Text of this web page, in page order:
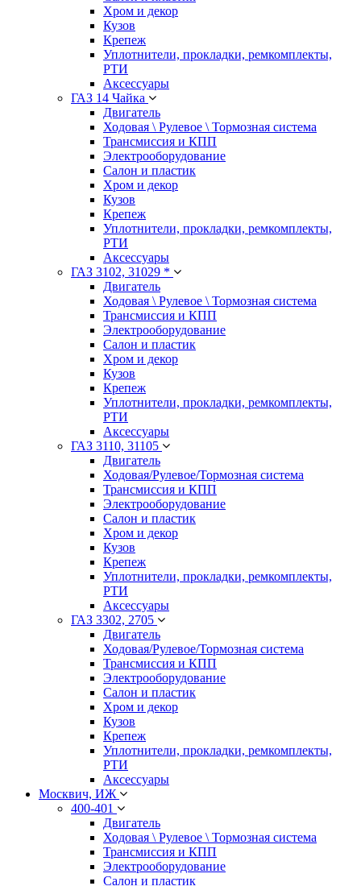
Хром и декор
Кузов
Крепеж
Уплотнители, прокладки, ремкомплекты,
РТИ
Аксессуары
ГАЗ 14 Чайка
Двигатель
Ходовая \ Рулевое \ Тормозная система
Трансмиссия и КПП
Электрооборудование
Салон и пластик
Хром и декор
Кузов
Крепеж
Уплотнители, прокладки, ремкомплекты,
РТИ
Аксессуары
ГАЗ 3102, 31029 *
Двигатель
Ходовая \ Рулевое \ Тормозная система
Трансмиссия и КПП
Электрооборудование
Салон и пластик
Хром и декор
Кузов
Крепеж
Уплотнители, прокладки, ремкомплекты,
РТИ
Аксессуары
ГАЗ 3110, 31105
Двигатель
Ходовая/Рулевое/Тормозная система
Трансмиссия и КПП
Электрооборудование
Салон и пластик
Хром и декор
Кузов
Крепеж
Уплотнители, прокладки, ремкомплекты,
РТИ
Аксессуары
ГАЗ 3302, 2705
Двигатель
Ходовая/Рулевое/Тормозная система
Трансмиссия и КПП
Электрооборудование
Салон и пластик
Хром и декор
Кузов
Крепеж
Уплотнители, прокладки, ремкомплекты,
РТИ
Аксессуары
Москвич, ИЖ
400-401
Двигатель
Ходовая \ Рулевое \ Тормозная система
Трансмиссия и КПП
Электрооборудование
Салон и пластик